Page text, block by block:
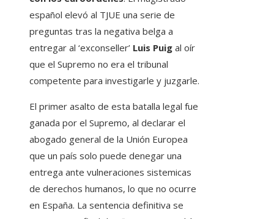
español elevó al TJUE una serie de
preguntas tras la negativa belga a
entregar al ‘exconseller’ Luis Puig al oír
que el Supremo no era el tribunal
competente para investigarle y juzgarle.
El primer asalto de esta batalla legal fue
ganada por el Supremo, al declarar el
abogado general de la Unión Europea
que un país solo puede denegar una
entrega ante vulneraciones sistemicas
de derechos humanos, lo que no ocurre
en España. La sentencia definitiva se